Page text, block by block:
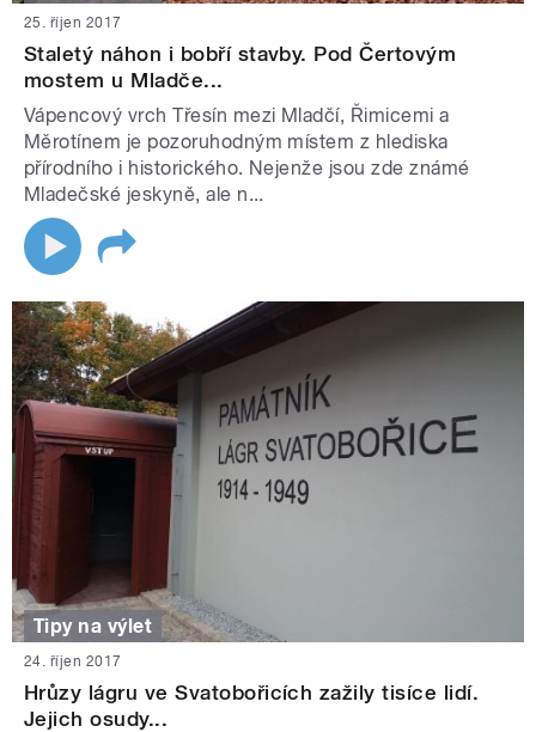
25. říjen 2017
Staletý náhon i bobří stavby. Pod Čertovým
mostem u Mladče...
Vápencový vrch Třesín mezi Mladčí, Řimicemi a
Měrotínem je pozoruhodným místem z hlediska
přírodního i historického. Nejenže jsou zde známé
Mladečské jeskyně, ale n...
Tipy na výlet
24. říjen 2017
Hrůzy lágru ve Svatobořicích zažily tisíce lidí.
Jejich osudy...